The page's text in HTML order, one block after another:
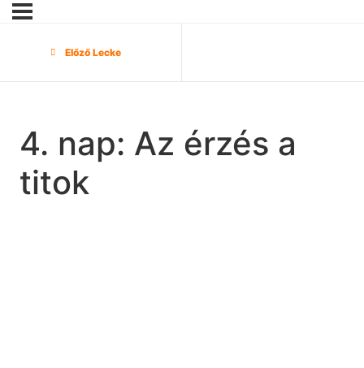
Előző Lecke
4. nap: Az érzés a
titok